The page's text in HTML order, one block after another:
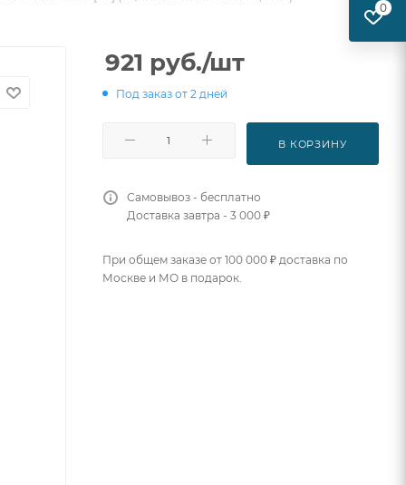
921 руб./шт
Под заказ от 2 дней
В КОРЗИНУ
Самовывоз - бесплатно
Доставка завтра - 3 000 ₽
При общем заказе от 100 000 ₽ доставка по
Москве и МО в подарок.
0